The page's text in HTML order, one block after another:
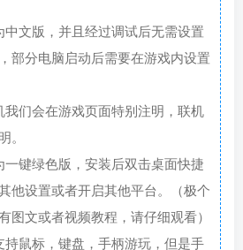
文版，并且经过调试后无需设置
部分电脑启动后需要在游戏内设置
们会在游戏页面特别注明，联机
键绿色版，安装后双击桌面快捷
他设置或者开启其他平台。（极个
图文或者视频教程，请仔细观看）
鼠标，键盘，手柄游玩，但是手